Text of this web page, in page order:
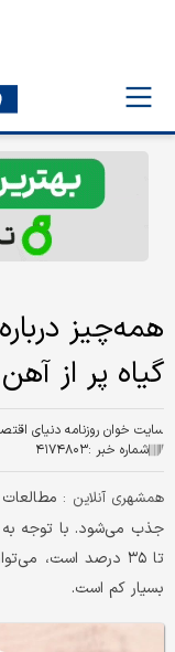
همه‌چیز
گیاه پر از
سایت خوان روزنامه دنیای
شماره خبر :۴۱۷۴۸۰۳
همشهری آنلاین :
تا ۳۵ درصد است،
بسیار کم است.